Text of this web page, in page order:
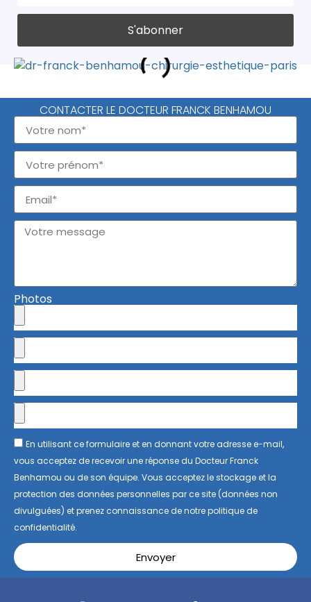
CONTACTER LE DOCTEUR FRANCK BENHAMOU
Photos
En utilisant ce formulaire et en donnant votre adresse e-mail,
vous acceptez de recevoir une réponse du Docteur Franck
Benhamou ou de son équipe. Vous acceptez le stockage et la
protection des données personnelles par ce site (données non
divulguées) et prenez connaissance de notre politique de
confidentialité.
Envoyer